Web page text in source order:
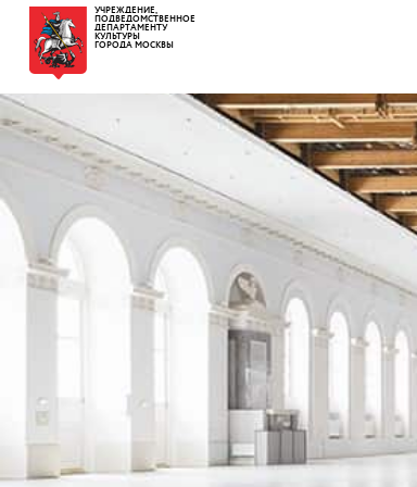
УЧРЕЖДЕНИЕ,
ПОДВЕДОМСТВЕННОЕ
ДЕПАРТАМЕНТУ
КУЛЬТУРЫ
ГОРОДА МОСКВЫ